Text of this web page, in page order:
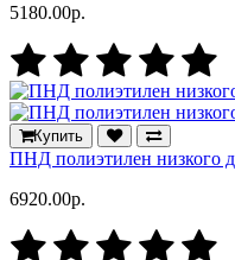
5180.00р.
Купить
ПНД полиэтилен низкого
6920.00р.